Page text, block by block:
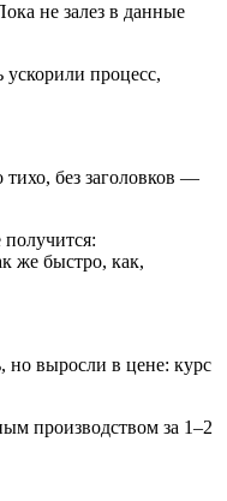
не залез в данные
процесс,
без заголовков —
же быстро, как,
но выросли в цене: курс
производством за 1–2